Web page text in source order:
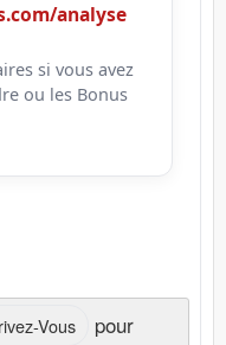
analyse
si vous avez
ou les Bonus
Vous
pour